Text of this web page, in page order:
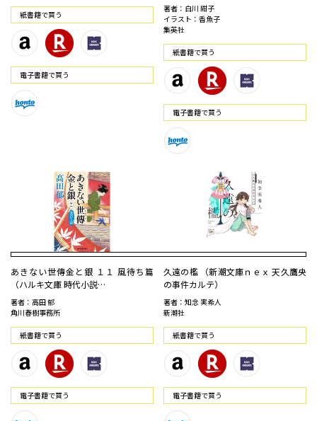
紙書籍で買う
電⼦書籍で買う
著者：白川 紺子
イラスト：香魚子
集英社
紙書籍で買う
電⼦書籍で買う
あきない世傳金と銀 １１ 風待ち篇
（ハルキ文庫 時代小説…
著者：高田 郁
角川春樹事務所
紙書籍で買う
電⼦書籍で買う
久遠の檻 （新潮文庫ｎｅｘ 天久鷹央
の事件カルテ）
著者：知念 実希人
新潮社
紙書籍で買う
電⼦書籍で買う